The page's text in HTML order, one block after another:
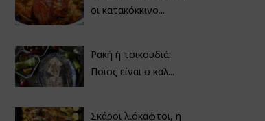
οι κατακόκκινο...
Ρακή ή τσικουδιά:
Ποιος είναι ο καλ...
Σκάροι λιόκαφτοι, η